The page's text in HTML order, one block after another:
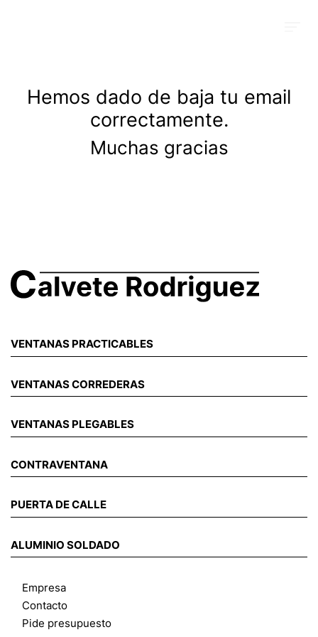
Hemos dado de baja tu email
correctamente.
Muchas gracias
VENTANAS PRACTICABLES
VENTANAS CORREDERAS
VENTANAS PLEGABLES
CONTRAVENTANA
PUERTA DE CALLE
ALUMINIO SOLDADO
Empresa
Contacto
Pide presupuesto